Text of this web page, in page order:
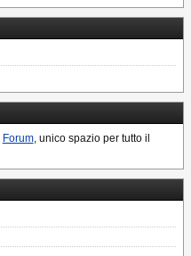
Forum, unico spazio per tutto il